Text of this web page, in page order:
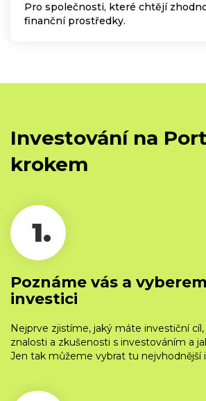
Pro společnosti, které chtějí
finanční prostředky.
Investování na
krokem
1.
Poznáme vás a
investici
Nejprve zjistíme, jaký máte investiční cíl,
znalosti a zkušenosti s investováním a
Jen tak můžeme vybrat tu nejvhodnější